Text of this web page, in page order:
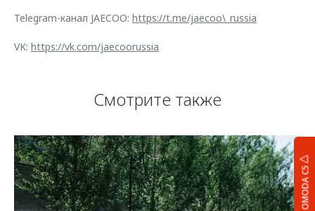
OMODA C5
Telegram-канал JAECOO: https://t.me/jaecoo\_russia
VK: https://vk.com/jaecoorussia
Смотрите также